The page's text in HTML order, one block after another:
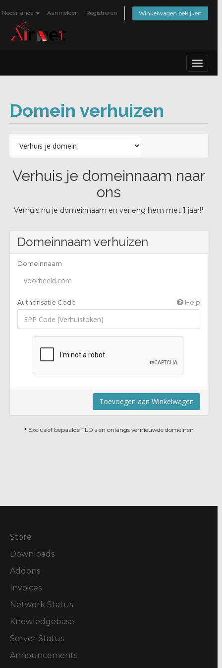
Nederlands Aanmelden Registreren Winkelwagen bekijken
Toggle
Domein verhuizen
Verhuis je domeinnaam naar
ons
Verhuis nu je domeinnaam en verleng hem met 1 jaar!*
Domeinnaam verhuizen
Domeinnaam
Authorisatie Code Help
Toevoegen aan Winkelwagen
* Exclusief bepaalde TLD's en onlangs vernieuwde domeinen
Store
Downloads
Addons
Invoices
Network Status
Knowledgebase
Server Status
Announcements